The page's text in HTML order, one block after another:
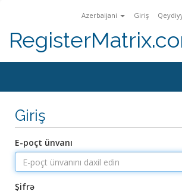
Azerbaijani Giriş
Giriş
E-poçt ünvanı
Şifrə